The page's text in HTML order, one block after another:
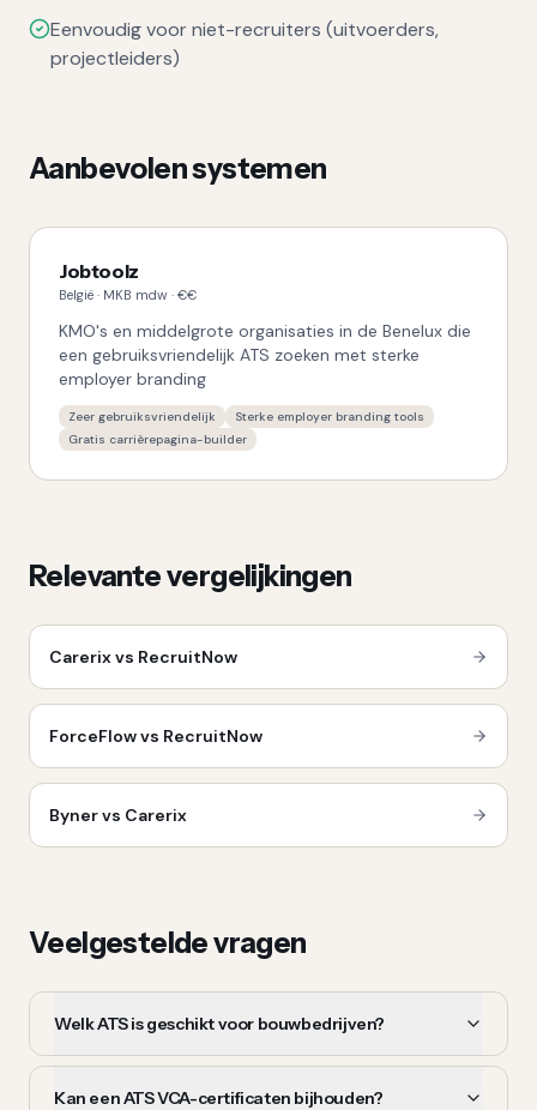
Eenvoudig voor niet-recruiters (uitvoerders,
projectleiders)
Aanbevolen systemen
Jobtoolz
België · MKB mdw · €€
KMO's en middelgrote organisaties in de Benelux die
een gebruiksvriendelijk ATS zoeken met sterke
employer branding
Zeer gebruiksvriendelijk
Sterke employer branding tools
Gratis carrièrepagina-builder
Relevante vergelijkingen
Carerix vs RecruitNow
ForceFlow vs RecruitNow
Byner vs Carerix
Veelgestelde vragen
Welk ATS is geschikt voor bouwbedrijven?
Kan een ATS VCA-certificaten bijhouden?